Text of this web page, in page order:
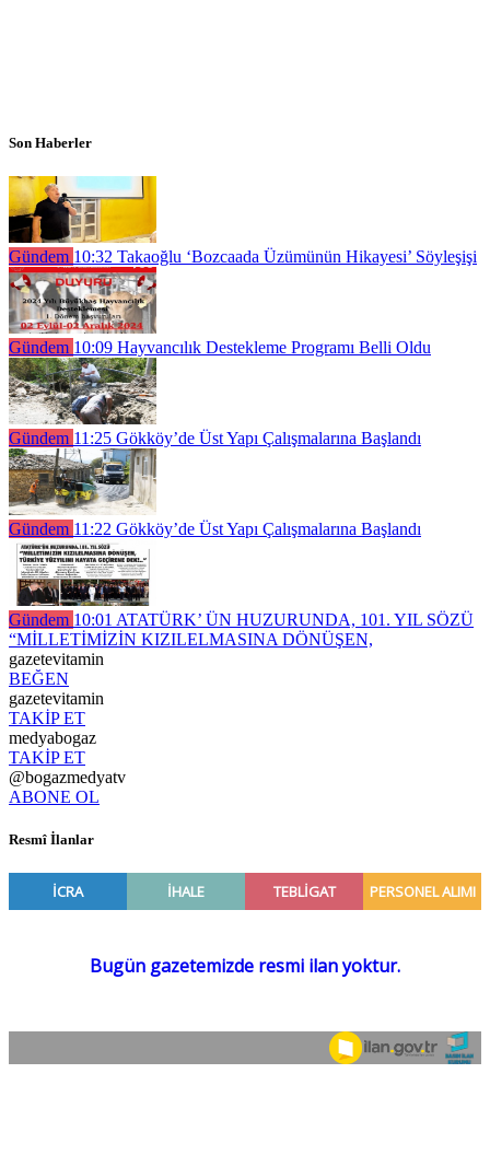
Son Haberler
Gündem 10:32 Takaoğlu ‘Bozcaada Üzümünün Hikayesi’ Söyleşişi
Gündem 10:09 Hayvancılık Destekleme Programı Belli Oldu
Gündem 11:25 Gökköy’de Üst Yapı Çalışmalarına Başlandı
Gündem 11:22 Gökköy’de Üst Yapı Çalışmalarına Başlandı
Gündem 10:01 ATATÜRK’ ÜN HUZURUNDA, 101. YIL SÖZÜ
“MİLLETİMİZİN KIZILELMASINA DÖNÜŞEN,
gazetevitamin
BEĞEN
gazetevitamin
TAKİP ET
medyabogaz
TAKİP ET
@bogazmedyatv
ABONE OL
Resmî İlanlar